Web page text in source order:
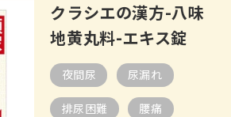
クラシエの漢方-八味
地黄丸料-エキス錠
夜間尿 尿漏れ
排尿困難 腰痛